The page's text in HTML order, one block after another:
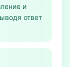
и
ответ